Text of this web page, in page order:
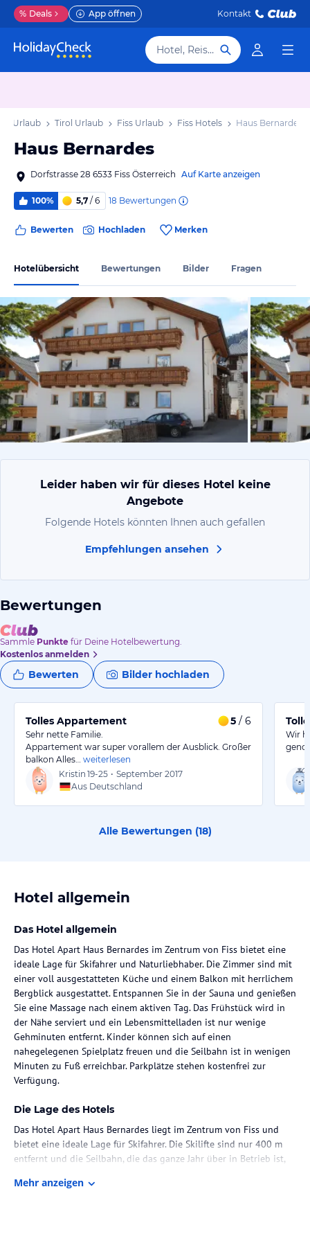
% Deals App öffnen Kontakt
Hotel, Reiseziel
Urlaub Tirol Urlaub Fiss Urlaub Fiss Hotels Haus Bernardes
Haus Bernardes
Dorfstrasse 28 6533 Fiss Österreich Auf Karte anzeigen
100% 5,7 / 6 18 Bewertungen
Bewerten Hochladen Merken
Hotelübersicht Bewertungen Bilder Fragen
vom
Leider haben wir für dieses Hotel keine
Angebote
Folgende Hotels könnten Ihnen auch gefallen
Empfehlungen ansehen
Bewertungen
Sammle Punkte für Deine Hotelbewertung.
Kostenlos anmelden
Bewerten Bilder hochladen
Tolles Appartement 5 / 6
Sehr nette Familie.
Appartement war super vorallem der Ausblick. Großer
balkon Alles…
weiterlesen
Kristin 19-25 • September 2017
Aus Deutschland
Wir
Alle Bewertungen (18)
Hotel allgemein
Das Hotel allgemein
Das Hotel Apart Haus Bernardes im Zentrum von Fiss bietet eine
ideale Lage für Skifahrer und Naturliebhaber. Die Zimmer sind mit
einer voll ausgestatteten Küche und einem Balkon mit herrlichem
Bergblick ausgestattet. Entspannen Sie in der Sauna und genießen
Sie eine Massage nach einem aktiven Tag. Das Frühstück wird in
der Nähe serviert und ein Lebensmittelladen ist nur wenige
Gehminuten entfernt. Kinder können sich auf einen
nahegelegenen Spielplatz freuen und die Seilbahn ist in wenigen
Minuten zu Fuß erreichbar. Parkplätze stehen kostenfrei zur
Verfügung.
Die Lage des Hotels
Das Hotel Apart Haus Bernardes liegt im Zentrum von Fiss und
bietet eine ideale Lage für Skifahrer. Die Skilifte sind nur 400 m
entfernt und die Seilbahn, die das ganze Jahr über in Betrieb ist,
Sie auch einen Kinderspielplatz mit Kletterwand und Schaukeln.
Mehr anzeigen